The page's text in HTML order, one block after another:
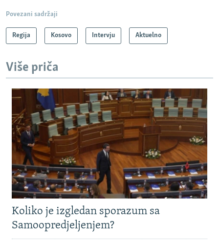
Povezani sadržaji
Regija Kosovo Intervju Aktuelno
Više priča
Koliko je izgledan sporazum sa
Samoopredjeljenjem?